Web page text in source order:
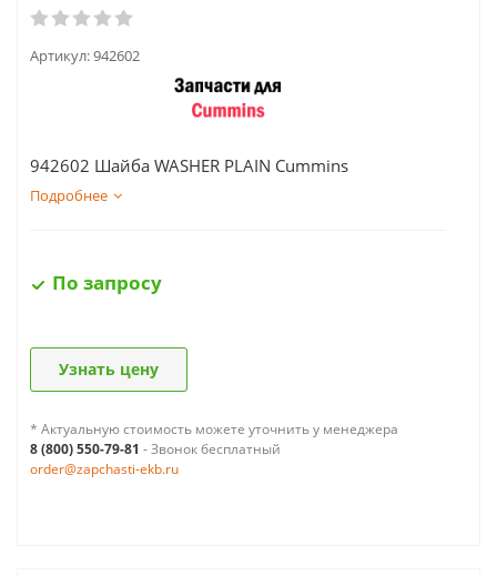
Артикул:942602
942602 Шайба WASHER PLAIN Cummins
Подробнее
По запросу
Узнать цену
* Актуальную стоимость можете уточнить у менеджера
8 (800) 550-79-81 - Звонок бесплатный
order@zapchasti-ekb.ru